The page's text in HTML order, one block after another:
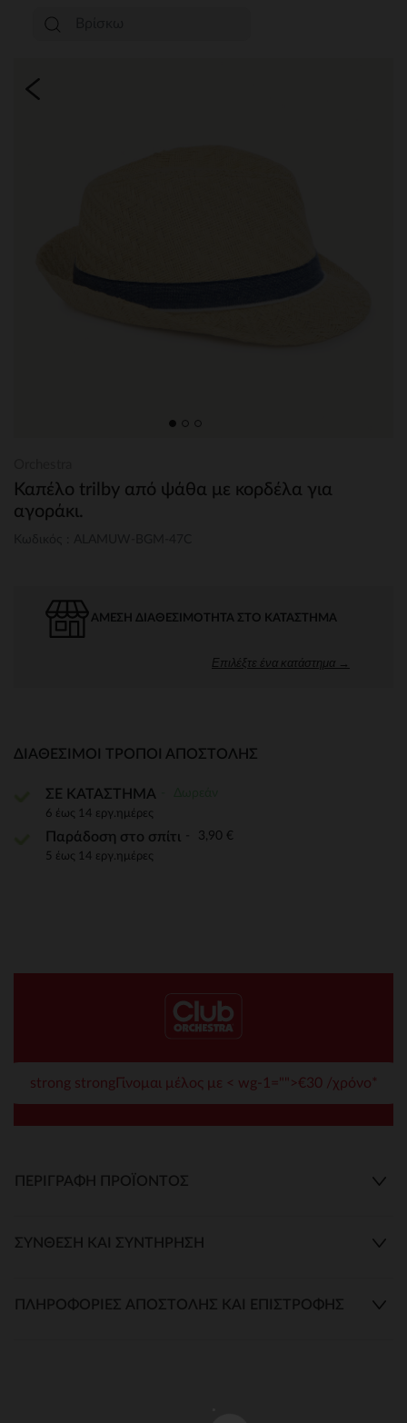
Καπέλο trilby από ψάθα με κορδέλα για
αγοράκι.
ΆΜΕΣΗ ΔΙΑΘΕΣΙΜΌΤΗΤΑ ΣΤΟ ΚΑΤΆΣΤΗΜΑ
Επιλέξτε ένα κατάστημα →
ΔΙΑΘΈΣΙΜΟΙ ΤΡΌΠΟΙ ΑΠΟΣΤΟΛΉΣ
ΣΕ ΚΑΤΑΣΤΗΜΑ
6 έως 14 εργ.ημέρες
Παράδοση στο σπίτι 3,90 €
5 έως 14 εργ.ημέρες
strong strongΓίνομαι μέλος με < wg-1="">€30 /χρόνο*
ΠΕΡΙΓΡΑΦΉ ΠΡΟΪΌΝΤΟΣ
ΣΎΝΘΕΣΗ ΚΑΙ ΣΥΝΤΉΡΗΣΗ
ΠΛΗΡΟΦΟΡΊΕΣ ΑΠΟΣΤΟΛΉΣ ΚΑΙ ΕΠΙΣΤΡΟΦΉΣ